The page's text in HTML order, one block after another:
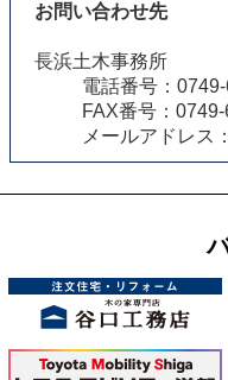
お問い合わせ先
長浜土木事務所
電話番号：
FAX番号：
メールアドレス：